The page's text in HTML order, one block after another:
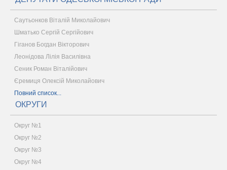
Саутьонков Віталій Миколайович
Шматько Сергій Сергійович
Гіганов Богдан Вікторович
Леонідова Лілія Василівна
Сеник Роман Віталійович
Єремиця Олексій Миколайович
Повний список...
ОКРУГИ
Округ №1
Округ №2
Округ №3
Округ №4